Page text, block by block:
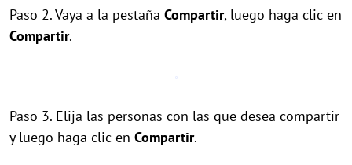
Paso 2. Vaya a la pestaña Compartir, luego haga clic en
Compartir.
Paso 3. Elija las personas con las que desea compartir
y luego haga clic en Compartir.